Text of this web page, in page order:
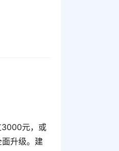
3000元，或
升级。建